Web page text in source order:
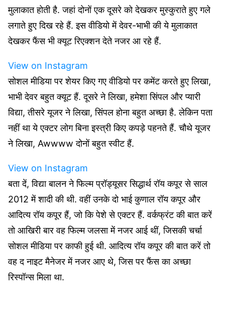
मुलाकात होती है. जहां दोनों एक दूसरे को देखकर मुस्कुराते हुए गले
लगाते हुए दिख रहे हैं. इस वीडियो में देवर-भाभी की ये मुलाकात
देखकर फैंस भी क्यूट रिएक्शन देते नजर आ रहे हैं.
View on Instagram
सोशल मीडिया पर शेयर किए गए वीडियो पर कमेंट करते हुए लिखा,
भाभी देवर बहुत क्यूट हैं. दूसरे ने लिखा, हमेशा सिंपल और प्यारी
विद्या, तीसरे यूजर ने लिखा, सिंपल होना बहुत अच्छा है. लेकिन पता
नहीं था ये एक्टर लोग बिना इस्त्री किए कपड़े पहनते हैं. चौथे यूजर
ने लिखा, Awwww दोनों बहुत स्वीट हैं.
View on Instagram
बता दें, विद्या बालन ने फिल्म प्रॉड्यूसर सिद्धार्थ रॉय कपूर से साल
2012 में शादी की थी. वहीं उनके दो भाई कुणाल रॉय कपूर और
आदित्य रॉय कपूर हैं, जो कि पेशे से एक्टर हैं. वर्कफ्रंट की बात करें
तो आखिरी बार वह फिल्म जलसा में नजर आई थीं, जिसकी चर्चा
सोशल मीडिया पर काफी हुई थी. आदित्य रॉय कपूर की बात करें तो
वह द नाइट मैनेजर में नजर आए थे, जिस पर फैंस का अच्छा
रिस्पॉन्स मिला था.